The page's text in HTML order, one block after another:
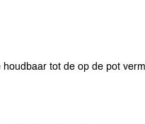
tot de op de pot